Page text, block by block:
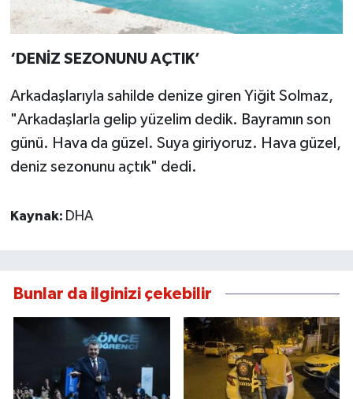
‘DENİZ SEZONUNU AÇTIK’
Arkadaşlarıyla sahilde denize giren Yiğit Solmaz,
"Arkadaşlarla gelip yüzelim dedik. Bayramın son
günü. Hava da güzel. Suya giriyoruz. Hava güzel,
deniz sezonunu açtık" dedi.
Kaynak: DHA
Bunlar da ilginizi çekebilir